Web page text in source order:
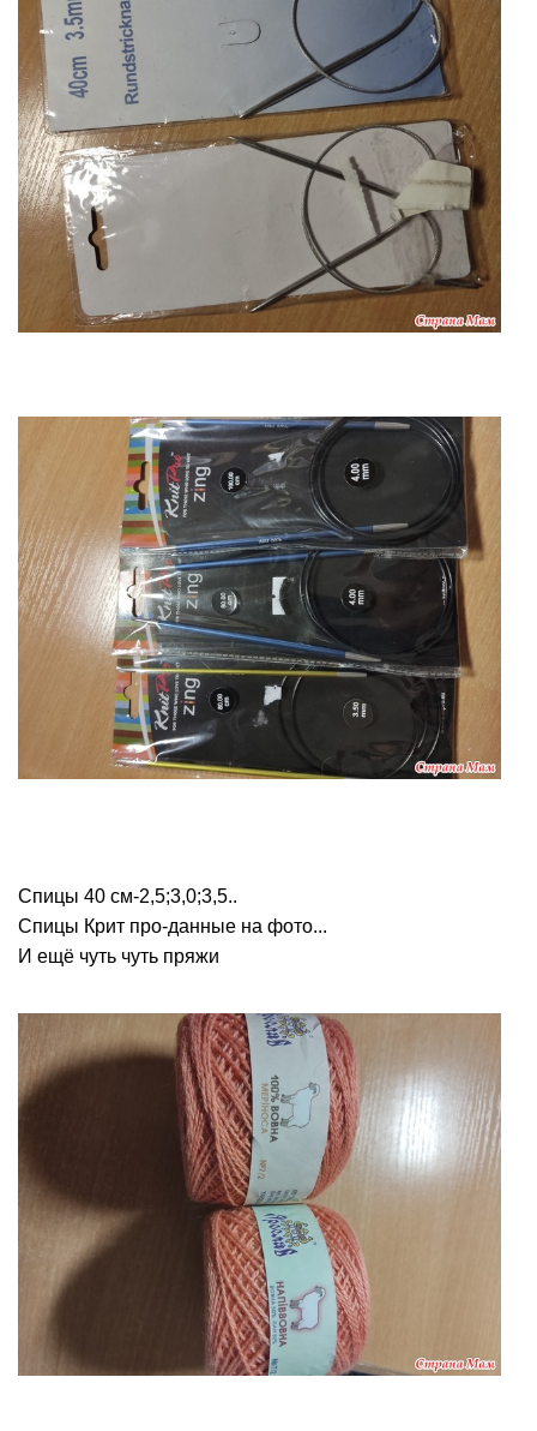
Спицы 40 см-2,5;3,0;3,5..
Спицы Крит про-данные на фото...
И ещё чуть чуть пряжи